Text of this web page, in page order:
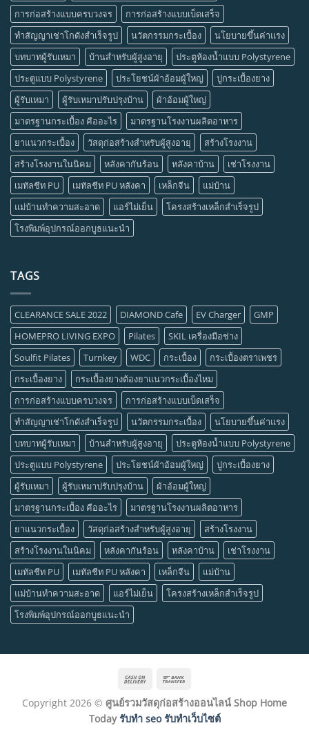
การก่อสร้างแบบครบวงจร
การก่อสร้างแบบเบ็ดเสร็จ
ทำสัญญาเช่าโกดังสำเร็จรูป
นวัตกรรมกระเบื้อง
นโยบายขึ้นค่าแรง
บทบาทผู้รับเหมา
บ้านสำหรับผู้สูงอายุ
ประตูห้องน้ำแบบ Polystyrene
ประตูแบบ Polystyrene
ประโยชน์ผ้าอ้อมผู้ใหญ่
ปูกระเบื้องยาง
ผู้รับเหมา
ผู้รับเหมาปรับปรุงบ้าน
ผ้าอ้อมผู้ใหญ่
มาตรฐานกระเบื้อง คืออะไร
มาตรฐานโรงงานผลิตอาหาร
ยาแนวกระเบื้อง
วัสดุก่อสร้างสำหรับผู้สูงอายุ
สร้างโรงงาน
สร้างโรงงานในนิคม
หลังคากันร้อน หลังคาบ้าน
เช่าโรงงาน
เมทัลชีท PU
เมทัลชีท PU หลังคา เหล็กจีน
แม่บ้าน
แม่บ้านทำความสะอาด
แอร์ไม่เย็น
โครงสร้างเหล็กสำเร็จรูป
โรงพิมพ์อุปกรณ์ออกบูธแนะนำ
TAGS
CLEARANCE SALE 2022 DIAMOND Cafe EV Charger
GMP
HOMEPRO LIVING EXPO
Pilates
SKIL เครื่องมือช่าง
Soulfit Pilates
Turnkey WDC กระเบื้อง
กระเบื้องตราเพชร
กระเบื้องยาง
กระเบื้องยางต้องยาแนวกระเบื้องไหม
การก่อสร้างแบบครบวงจร
การก่อสร้างแบบเบ็ดเสร็จ
ทำสัญญาเช่าโกดังสำเร็จรูป
นวัตกรรมกระเบื้อง
นโยบายขึ้นค่าแรง
บทบาทผู้รับเหมา
บ้านสำหรับผู้สูงอายุ
ประตูห้องน้ำแบบ Polystyrene
ประตูแบบ Polystyrene
ประโยชน์ผ้าอ้อมผู้ใหญ่
ปูกระเบื้องยาง
ผู้รับเหมา
ผู้รับเหมาปรับปรุงบ้าน
ผ้าอ้อมผู้ใหญ่
มาตรฐานกระเบื้อง คืออะไร
มาตรฐานโรงงานผลิตอาหาร
ยาแนวกระเบื้อง
วัสดุก่อสร้างสำหรับผู้สูงอายุ
สร้างโรงงาน
สร้างโรงงานในนิคม
หลังคากันร้อน หลังคาบ้าน
เช่าโรงงาน
เมทัลชีท PU
เมทัลชีท PU หลังคา เหล็กจีน
แม่บ้าน
แม่บ้านทำความสะอาด
แอร์ไม่เย็น
โครงสร้างเหล็กสำเร็จรูป
โรงพิมพ์อุปกรณ์ออกบูธแนะนำ
Cash
Delivery
Copyright 2026 © ศูนย์รวมวัสดุก่อสร้างออนไลน์ Shop Home
Todayรับทำ seo รับทำเว็บไซต์